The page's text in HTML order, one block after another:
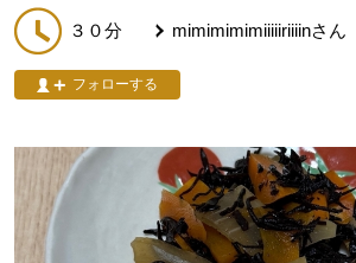
３０分 mimimimimiiiiiriiiinさん
フォローする